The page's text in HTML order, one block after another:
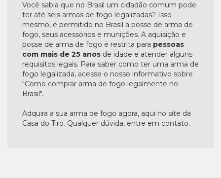
Você sabia que no Brasil um cidadão comum pode
ter até seis armas de fogo legalizadas? Isso
mesmo, é permitido no Brasil a posse de arma de
fogo, seus acessórios e munições. A aquisição e
posse de arma de fogo é restrita para pessoas
com mais de 25 anos de idade e atender alguns
requisitos legais. Para saber como ter uma arma de
fogo legalizada, acesse o nosso informativo sobre
"Como comprar arma de fogo legalmente no
Brasil".
Adquira a sua arma de fogo agora, aqui no site da
Casa do Tiro. Qualquer dúvida, entre em contato.